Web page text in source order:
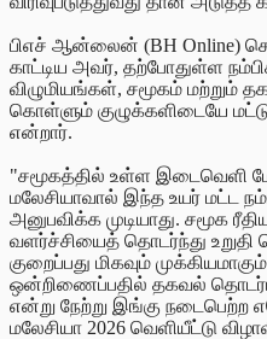
பிஎச் ஆன்லைன் (BH Online)
காட்டிய அவர், தற்போதுள்ள
விழுமியங்கள், சமூகம் மற்றும்
கொள்ளும் குழுக்களிடையே
என்றார்.
"சமூகத்தில் உள்ள இடைவெளி
மலேசியாவால் இந்த உயர் மட்ட
அனுபவிக்க முடியாது. சமூக
வளர்ச்சியைத் தொடர்ந்து
குறைப்பது மிகவும்
ஒன்றிணைப்பதில் தகவல் தொடர்பு
என்று நேற்று இங்கு நடைபெற்ற
மலேசியா 2026 வெளியீட்டு